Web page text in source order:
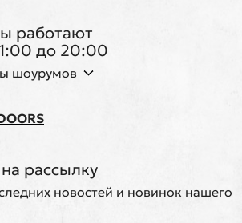
работают
до 20:00
шоурумов
рассылку
новостей и новинок нашего